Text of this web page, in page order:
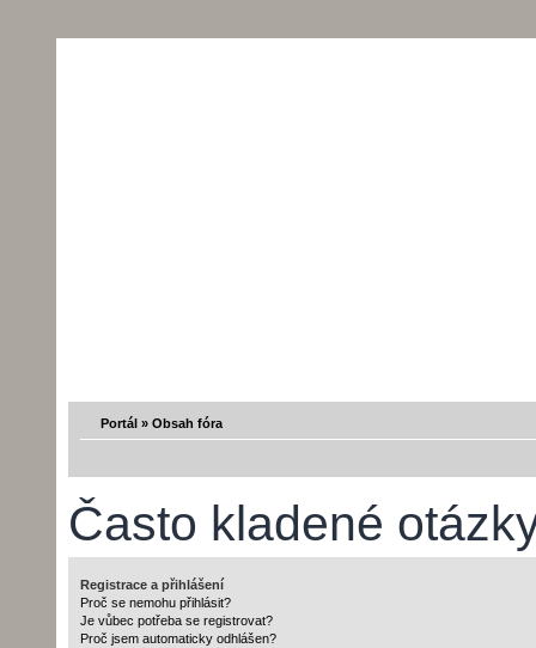
Portál» Obsah fóra
Často kladené
Registrace a přihlášení
Proč se nemohu přihlásit?
Je vůbec potřeba se registrovat?
Proč jsem automaticky odhlášen?